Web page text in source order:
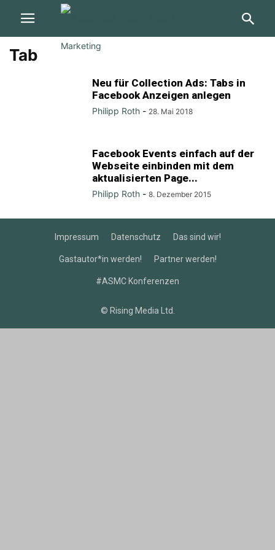
Tab
Neu für Collection Ads: Tabs in
Facebook Anzeigen anlegen
Philipp Roth - 28. Mai 2018
Facebook Events einfach auf der
Webseite einbinden mit dem
aktualisierten Page...
Philipp Roth - 8. Dezember 2015
Impressum Datenschutz Das sind wir!
Gastautor*in werden! Partner werden!
#ASMC Konferenzen
© Rising Media Ltd.